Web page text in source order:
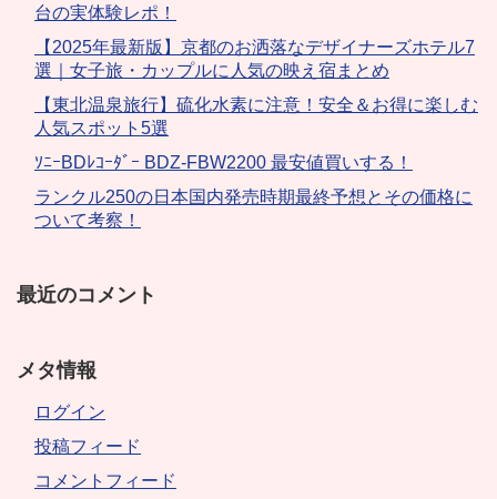
台の実体験レポ！
【2025年最新版】京都のお洒落なデザイナーズホテル7
選｜女子旅・カップルに人気の映え宿まとめ
【東北温泉旅行】硫化水素に注意！安全＆お得に楽しむ
人気スポット5選
ｿﾆｰBDﾚｺｰﾀﾞｰ BDZ-FBW2200 最安値買いする！
ランクル250の日本国内発売時期最終予想とその価格に
ついて考察！
最近のコメント
メタ情報
ログイン
投稿フィード
コメントフィード